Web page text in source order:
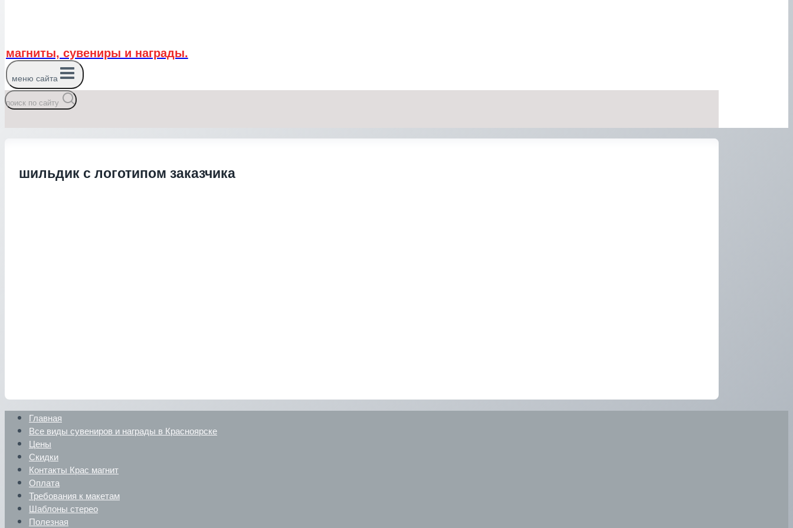
магниты, сувениры и награды.
меню сайта
поиск по сайту
шильдик с логотипом заказчика
Главная
Все виды сувениров и награды в Красноярске
Цены
Скидки
Контакты Крас магнит
Оплата
Требования к макетам
Шаблоны стерео
Полезная